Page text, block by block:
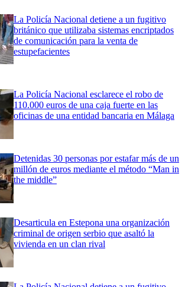
La Policía Nacional detiene a un fugitivo
británico que utilizaba sistemas encriptados
de comunicación para la venta de
estupefacientes
La Policía Nacional esclarece el robo de
110.000 euros de una caja fuerte en las
oficinas de una entidad bancaria en Málaga
Detenidas 30 personas por estafar más de un
millón de euros mediante el método “Man in
the middle”
Desarticula en Estepona una organización
criminal de origen serbio que asaltó la
vivienda en un clan rival